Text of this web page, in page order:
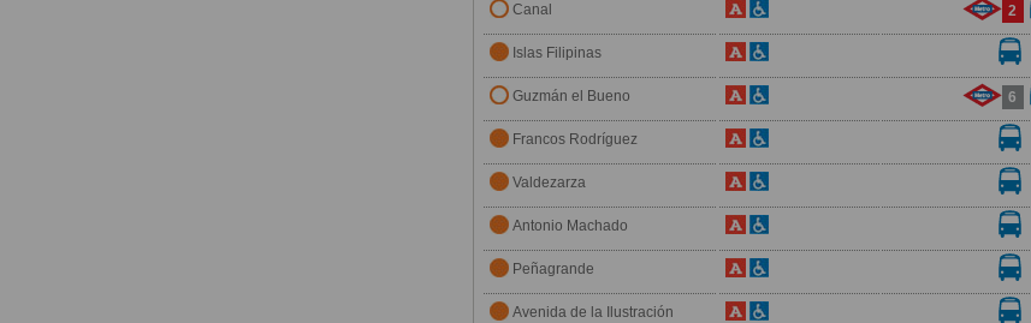
Canal 2
Islas Filipinas
Guzmán el Bueno 6
Francos Rodríguez
Valdezarza
Antonio Machado
Peñagrande
Avenida de la Ilustración